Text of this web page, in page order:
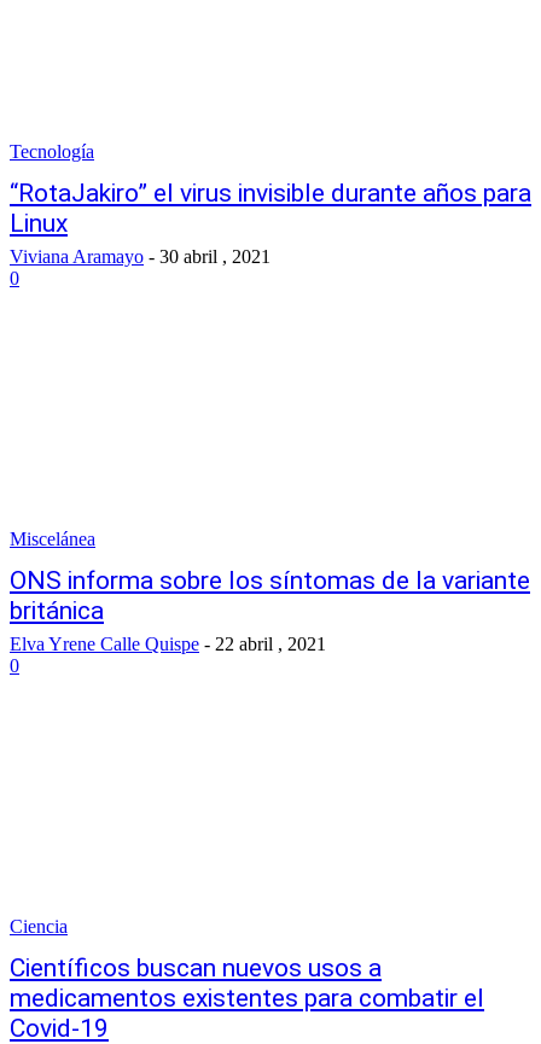
Tecnología
“RotaJakiro” el virus invisible durante años para
Linux
Viviana Aramayo - 30 abril , 2021
0
Miscelánea
ONS informa sobre los síntomas de la variante
británica
Elva Yrene Calle Quispe - 22 abril , 2021
0
Ciencia
Científicos buscan nuevos usos a
medicamentos existentes para combatir el
Covid-19